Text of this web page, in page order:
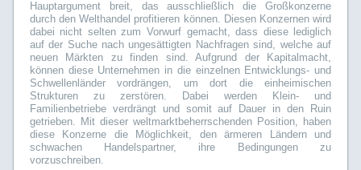
Hauptargument breit, das ausschließlich die Großkonzerne
durch den Welthandel profitieren können. Diesen Konzernen wird
dabei nicht selten zum Vorwurf gemacht, dass diese lediglich
auf der Suche nach ungesättigten Nachfragen sind, welche auf
neuen Märkten zu finden sind. Aufgrund der Kapitalmacht,
können diese Unternehmen in die einzelnen Entwicklungs- und
Schwellenländer vordrängen, um dort die einheimischen
Strukturen zu zerstören. Dabei werden Klein- und
Familienbetriebe verdrängt und somit auf Dauer in den Ruin
getrieben. Mit dieser weltmarktbeherrschenden Position, haben
diese Konzerne die Möglichkeit, den ärmeren Ländern und
schwachen Handelspartner, ihre Bedingungen zu
vorzuschreiben.